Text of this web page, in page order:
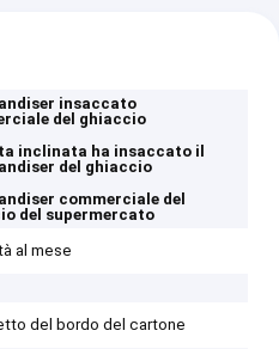
insaccato
del ghiaccio
inclinata ha insaccato il
del ghiaccio
commerciale del
del supermercato
al mese
del bordo del cartone